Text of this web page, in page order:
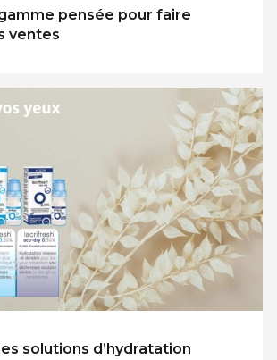
gamme pensée pour faire
ventes
solutions d’hydratation